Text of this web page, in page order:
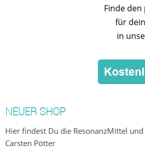
Finde den
für
in
NEUER SHOP
Hier findest Du die ResonanzMittel
Carsten Pötter